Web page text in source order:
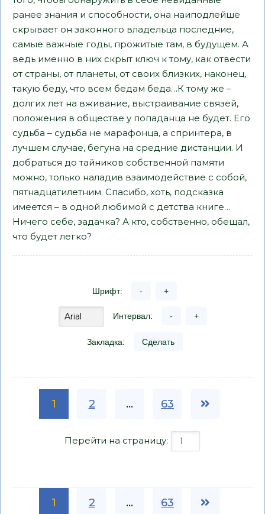
ранее знания и способности, она наиподлейше
скрывает он законного владельца последние,
самые важные годы, прожитые там, в будущем. А
ведь именно в них скрыт ключ к тому, как отвести
от страны, от планеты, от своих близких, наконец,
такую беду, что всем бедам беда…К тому же –
долгих лет на вживание, выстраивание связей,
положения в обществе у попаданца не будет. Его
судьба – судьба не марафонца, а спринтера, в
лучшем случае, бегуна на средние дистанции. И
добраться до тайников собственной памяти
можно, только наладив взаимодействие с собой,
пятнадцатилетним. Спасибо, хоть, подсказка
имеется – в одной любимой с детства книге…
Ничего себе, задачка? А кто, собственно, обещал,
что будет легко?
Шрифт: - +
Интервал: - +
Закладка: Сделать
1 2 ... 63
Перейти на страницу:
1 2 ... 63